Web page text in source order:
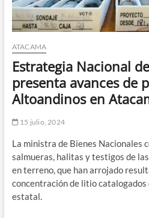
ATACAMA
Estrategia Nacional
presenta avances de
Altoandinos en
15 julio, 2024
La ministra de Bienes Nacionales
salmueras, halitas y testigos de
en terreno, que han arrojado
concentración de litio catalogados
estatal.